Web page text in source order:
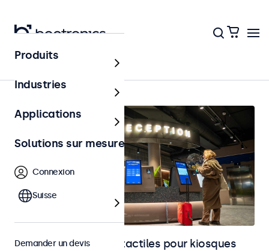
Accueil
Moniteurs et écrans tactiles pour kiosques
Produits
Industries
Applications
Solutions sur mesure
Connexion
Suisse
Demander un devis